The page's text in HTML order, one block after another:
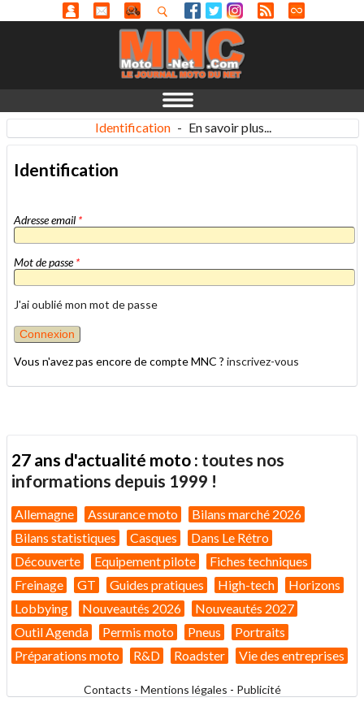
Identification - En savoir plus...
Identification
Adresse email *
Mot de passe*
J'ai oublié mon mot de passe
Vous n'avez pas encore de compte MNC ? inscrivez-vous
27 ans d'actualité moto : toutes nos
informations depuis 1999 !
Allemagne Assurance moto
Bilans marché 2026
Bilans statistiques
Casques
Dans Le Rétro
Découverte
Equipement pilote
Fiches techniques
Freinage
GT Guides pratiques High-tech
Horizons
Lobbying
Nouveautés 2026
Nouveautés 2027
Outil Agenda
Permis moto Pneus
Portraits
Préparations moto
R&D Roadster Vie des entreprises
Contacts - Mentions légales - Publicité